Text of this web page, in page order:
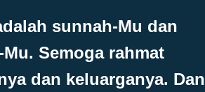
sunnah-Mu dan
Semoga rahmat
dan keluarganya. Dan